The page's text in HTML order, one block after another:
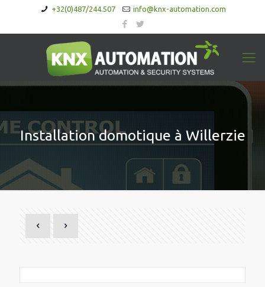
+32(0)487/244.507 info@knx-automation.com
Installation domotique à Willerzie